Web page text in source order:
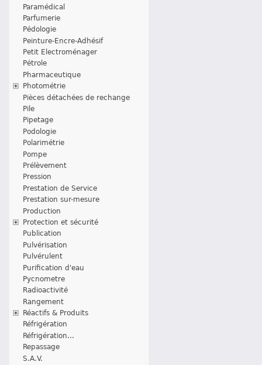
Paramédical
Parfumerie
Pédologie
Peinture-Encre-Adhésif
Petit Electroménager
Pétrole
Pharmaceutique
Photométrie
Pièces détachées de rechange
Pile
Pipetage
Podologie
Polarimétrie
Pompe
Prélèvement
Pression
Prestation de Service
Prestation sur-mesure
Production
Protection et sécurité
Publication
Pulvérisation
Pulvérulent
Purification d'eau
Pycnometre
Radioactivité
Rangement
Réactifs & Produits
Réfrigération
Réfrigération...
Repassage
S.A.V.